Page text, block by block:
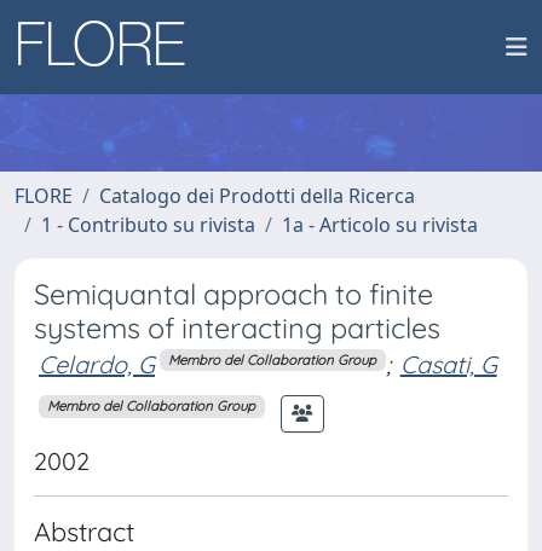
FLORE
Catalogo dei Prodotti della Ricerca
1 - Contributo su rivista
1a - Articolo su rivista
Semiquantal approach to finite
systems of interacting particles
Celardo, G Membro del Collaboration Group ; Casati, G
Membro del Collaboration Group
2002
Abstract